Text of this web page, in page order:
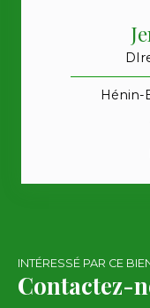
Hénin-
INTÉRESSÉ PAR CE
Contactez-